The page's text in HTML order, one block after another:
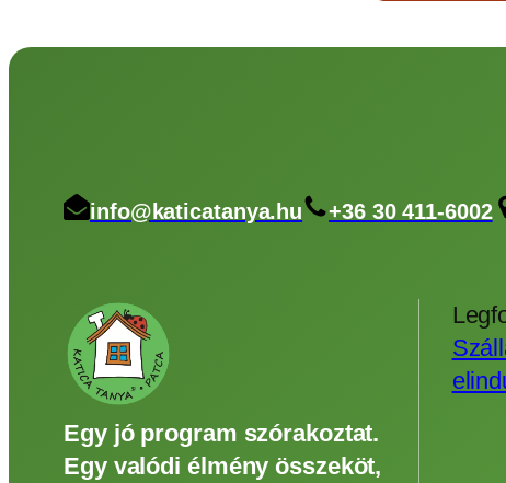
info@katicatanya.hu +36 30 411-6002
Egy jó program szórakoztat.
Egy valódi élmény összeköt,